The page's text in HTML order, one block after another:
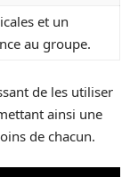
et un
au groupe.
de les utiliser
ainsi une
de chacun.